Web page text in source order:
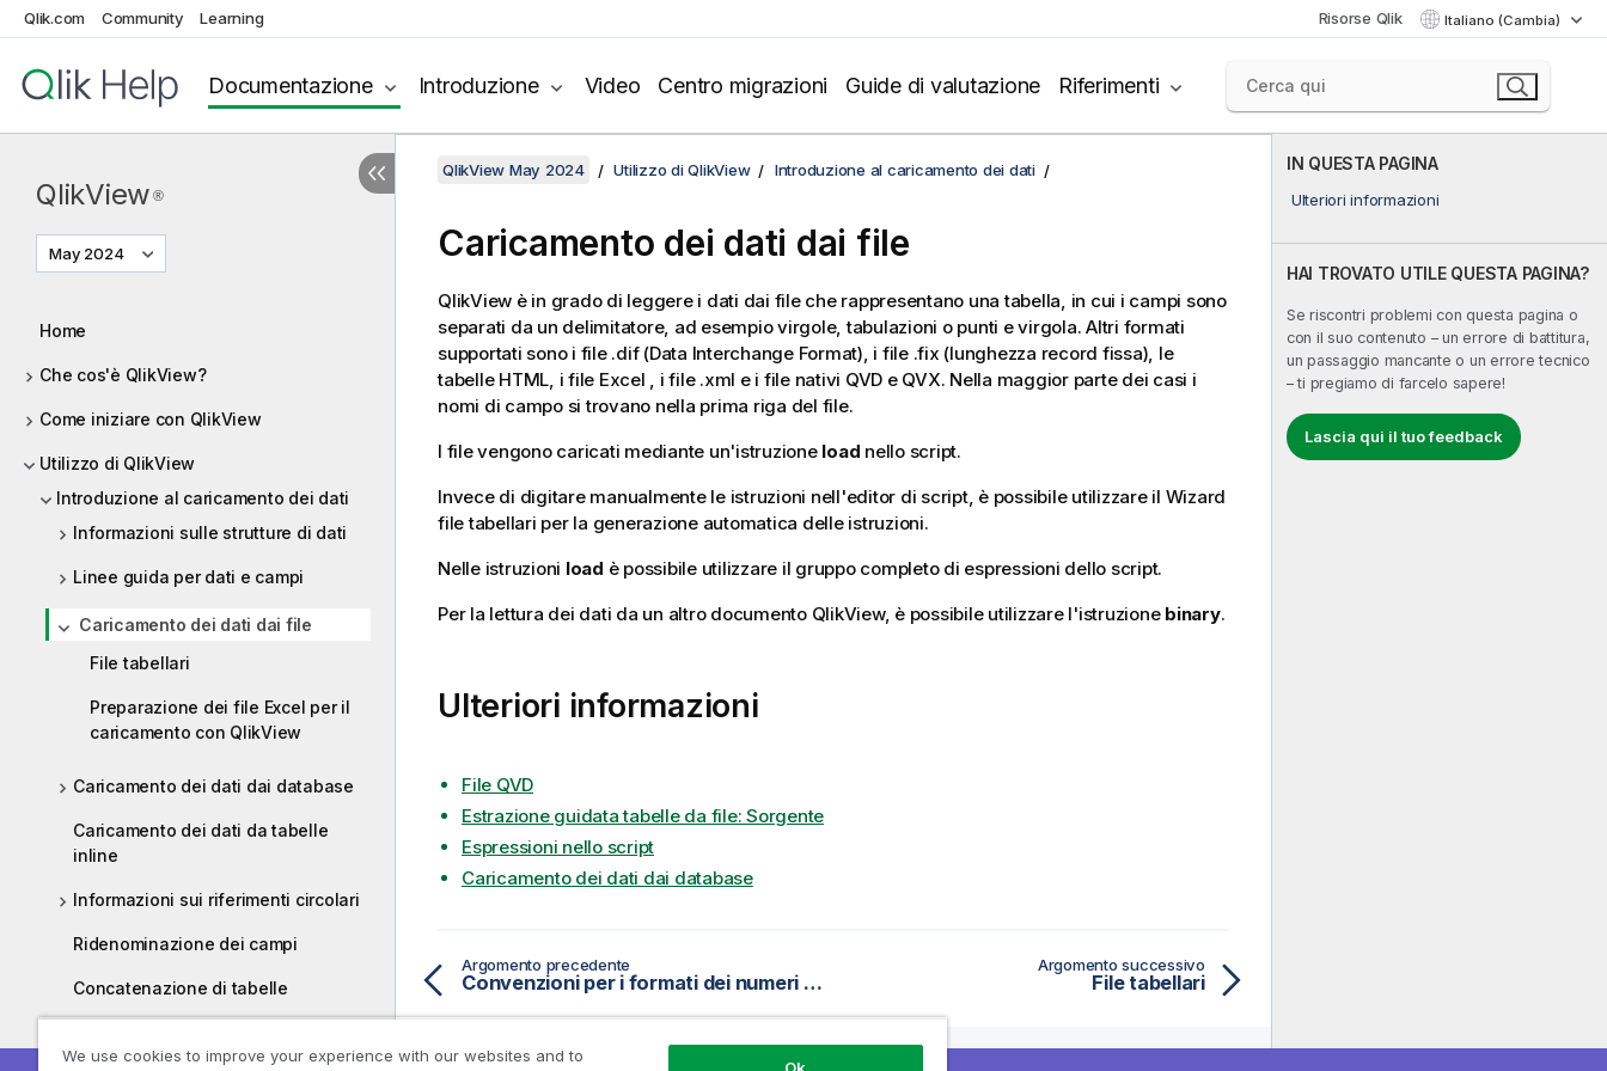
Qlik.com Community Learning Risorse Qlik Italiano (Cambia)
Documentazione Introduzione Video Centro migrazioni Guide di valutazione Riferimenti
QlikView ®
May 2024
Home
Che cos'è QlikView?
Come iniziare con QlikView
Utilizzo di QlikView
Introduzione al caricamento dei dati
Informazioni sulle strutture di dati
Linee guida per dati e campi
Caricamento dei dati dai file
File tabellari
Preparazione dei file Excel per il
caricamento con QlikView
Caricamento dei dati dai database
Caricamento dei dati da tabelle
inline
Informazioni sui riferimenti circolari
Ridenominazione dei campi
Concatenazione di tabelle
caricata in precedenza
IN QUESTA PAGINA
Ulteriori informazioni
HAI TROVATO UTILE QUESTA PAGINA?
Se riscontri problemi con questa pagina o
con il suo contenuto – un errore di battitura,
un passaggio mancante o un errore tecnico
– ti pregiamo di farcelo sapere!
Lascia qui il tuo feedback
QlikView May 2024 Utilizzo di QlikView Introduzione al caricamento dei dati
Caricamento dei dati dai file
QlikView è in grado di leggere i dati dai file che rappresentano una tabella, in cui i campi sono
separati da un delimitatore, ad esempio virgole, tabulazioni o punti e virgola. Altri formati
supportati sono i file .dif (Data Interchange Format), i file .fix (lunghezza record fissa), le
tabelle HTML, i file Excel , i file .xml e i file nativi QVD e QVX. Nella maggior parte dei casi i
nomi di campo si trovano nella prima riga del file.
I file vengono caricati mediante un'istruzione load nello script.
Invece di digitare manualmente le istruzioni nell'editor di script, è possibile utilizzare il Wizard
file tabellari per la generazione automatica delle istruzioni.
Nelle istruzioni load è possibile utilizzare il gruppo completo di espressioni dello script.
Per la lettura dei dati da un altro documento QlikView, è possibile utilizzare l'istruzione binary.
Ulteriori informazioni
File QVD
Estrazione guidata tabelle da file: Sorgente
Espressioni nello script
Caricamento dei dati dai database
Argomento precedente
Convenzioni per i formati dei numeri e dell'ora
Argomento successivo
File tabellari
We use cookies to improve your experience with our websites and to